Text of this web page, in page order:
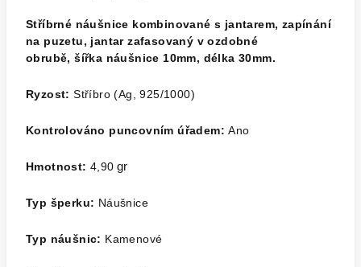
Stříbrné náušnice kombinované s jantarem, zapínání
na puzetu, jantar zafasovaný v ozdobné
obrubě, šířka náušnice 10mm, délka 30mm.
Ryzost:Stříbro (Ag, 925/1000)
Kontrolováno puncovním úřadem:Ano
Hmotnost: 4,90 gr
Typ šperku: Náušnice
Typ náušnic: Kamenové